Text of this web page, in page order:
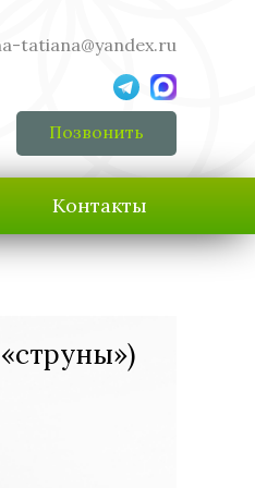
tatiana@yandex.ru
Позвонить
Контакты